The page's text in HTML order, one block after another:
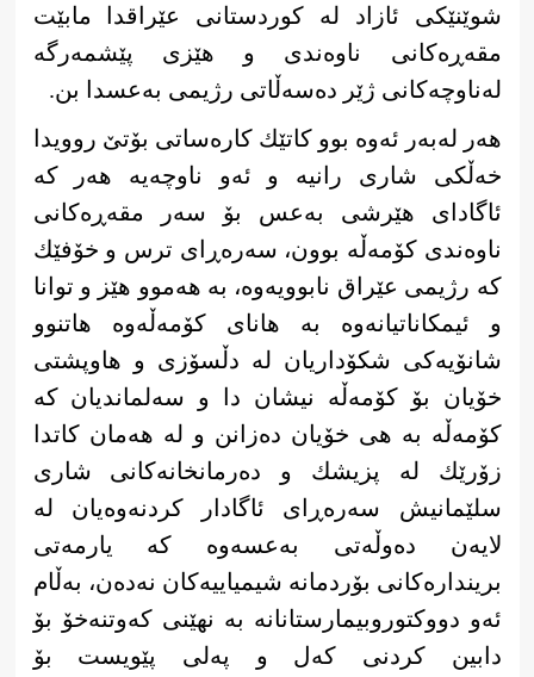
شوێنێكی ئازاد لە كوردستانی عێراقدا مابێت
مقەڕەكانی ناوەندی و هێزی پێشمەرگە
لەناوچەکانی ژێر دەسەڵاتی رژیمی بەعسدا بن.
هەر لەبەر ئەوە بوو كاتێك كارەساتی بۆتێ روویدا
خەڵكی شاری رانیە و ئەو ناوچەیە هەر كە
ئاگادای هێرشی بەعس بۆ سەر مقەڕەكانی
ناوەندی كۆمەڵە بوون، سەرەڕای ترس و خۆفێك
كە رژیمی عێراق نابوویەوە، بە هەموو هێز و توانا
و ئیمكاناتیانەوە بە هانای كۆمەڵەوە هاتنوو
شانۆیەكی شكۆداریان لە دڵسۆزی و هاوپشتی
خۆیان بۆ كۆمەڵە نیشان دا و سەلماندیان كە
كۆمەڵە بە هی خۆیان دەزانن و لە هەمان كاتدا
زۆرێك لە پزیشك و دەرمانخانەكانی شاری
سلێمانیش سەرەڕای ئاگادار كردنەوەیان لە
لایەن دەوڵەتی بەعسەوە كە یارمەتی
بریندارەكانی بۆردمانە شیمیاییەكان نەدەن، بەڵام
ئەو دووكتوروبیمارستانانە بە نهێنی كەوتنەخۆ بۆ
دابین كردنی كەل و پەلی پێویست بۆ